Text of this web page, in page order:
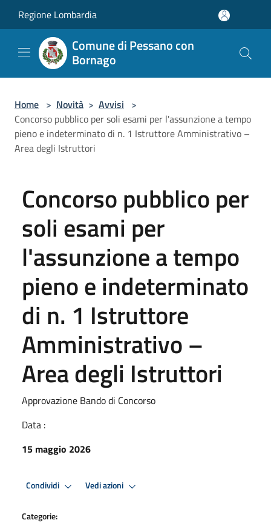
Regione Lombardia
Comune di Pessano con
Bornago
Home > Novità > Avvisi >
Concorso pubblico per soli esami per l'assunzione a tempo
pieno e indeterminato di n. 1 Istruttore Amministrativo –
Area degli Istruttori
Concorso pubblico per
soli esami per
l'assunzione a tempo
pieno e indeterminato
di n. 1 Istruttore
Amministrativo –
Area degli Istruttori
Approvazione Bando di Concorso
Data :
15 maggio 2026
Condividi Vedi azioni
Categorie: